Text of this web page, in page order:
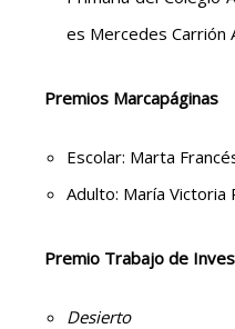
es Mercedes Carrión
Premios Marcapáginas
Escolar: Marta
Adulto: María Victoria
Premio Trabajo de
Desierto